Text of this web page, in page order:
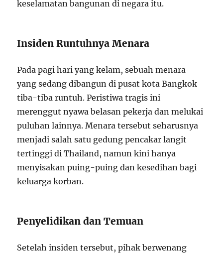
keselamatan bangunan di negara itu.
Insiden Runtuhnya Menara
Pada pagi hari yang kelam, sebuah menara
yang sedang dibangun di pusat kota Bangkok
tiba-tiba runtuh. Peristiwa tragis ini
merenggut nyawa belasan pekerja dan melukai
puluhan lainnya. Menara tersebut seharusnya
menjadi salah satu gedung pencakar langit
tertinggi di Thailand, namun kini hanya
menyisakan puing-puing dan kesedihan bagi
keluarga korban.
Penyelidikan dan Temuan
Setelah insiden tersebut, pihak berwenang